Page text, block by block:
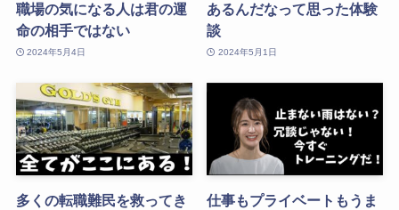
職場の気になる人は君の運
命の相手ではない
2024年5月4日
あるんだなって思った体験
談
2024年5月1日
多くの転職難民を救ってき
仕事もプライベートもうま